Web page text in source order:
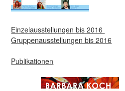
Einzelausstellungen bis 2016
Gruppenausstellungen bis 2016
Publikationen